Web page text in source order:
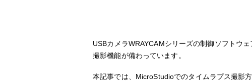
USBカメラWRAYCAMシリーズの制御ソフトウ
撮影機能が備わっています。
本記事では、MicroStudioでのタイムラプス撮影